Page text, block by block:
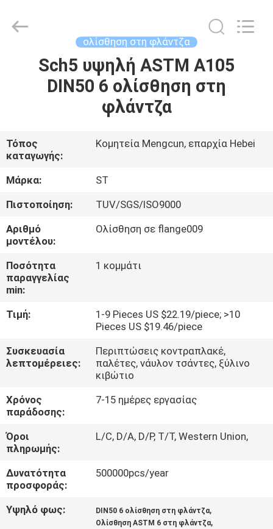
ΑΡΧΙΚΉ
ΣΕΛΊΔΑ
ΒΊΝΤΕΟ
ΕΜΦΆΝΙΣΗ
VR
ΣΧΕΤΙΚΆ
ΜΕ
ΕΜΆΣ
ΓΎΡΟΣ
ΕΡΓΟΣΤΑΣΊΩΝ
ΠΟΙΟΤΙΚΌΣ
ΈΛΕΓΧΟΣ
ΝΈΑ
Ltd..
ολίσθηση στη φλάντζα
Sch5 υψηλή ASTM A105
DIN50 6 ολίσθηση στη
φλάντζα
Τόπος
καταγωγής:
Κομητεία Mengcun, επαρχία Hebei
Μάρκα:
ST
Πιστοποίηση:
TUV/SGS/ISO9000
Αριθμό
μοντέλου:
Ολίσθηση σε flange009
Ποσότητα
παραγγελίας
min:
1 κομμάτι
Τιμή:
1-9 Pieces US $22.19/piece; >10
Pieces US $19.46/piece
Συσκευασία
λεπτομέρειες:
Περιπτώσεις κοντραπλακέ,
παλέτες, νάυλον τσάντες, ξύλινο
κιβώτιο
Χρόνος
παράδοσης:
7-15 ημέρες εργασίας
Όροι
πληρωμής:
L/C, D/A, D/P, T/T, Western Union,
Δυνατότητα
προσφοράς:
500000pcs/year
Υψηλό φως: DIN50 6 ολίσθηση στη φλάντζα,
Ολίσθηση ASTM 6 στη φλάντζα,